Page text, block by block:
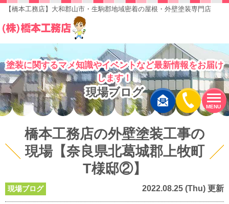
MENU
【橋本工務店】大和郡山市・生駒郡地域密着の屋根・外壁塗装専門店
塗装に関するマメ知識やイベントなど最新情報をお届け
します！
現場ブログ
橋本工務店の外壁塗装工事の
現場【奈良県北葛城郡上牧町
T様邸②】
現場ブログ 2022.08.25 (Thu) 更新